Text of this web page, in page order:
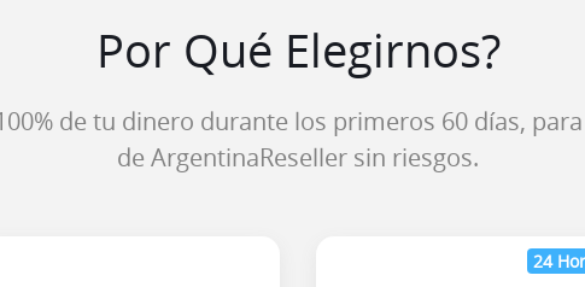
Por Qué Elegirnos?
de tu dinero durante los primeros 60 días,
de ArgentinaReseller sin riesgos.
24